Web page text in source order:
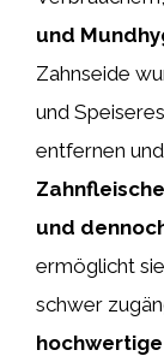
und
Zahnseide
und
entfernen
und
ermöglicht
schwer